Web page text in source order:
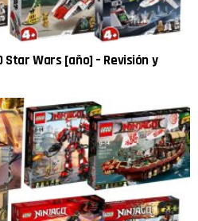
Star Wars [año] – Revisión y